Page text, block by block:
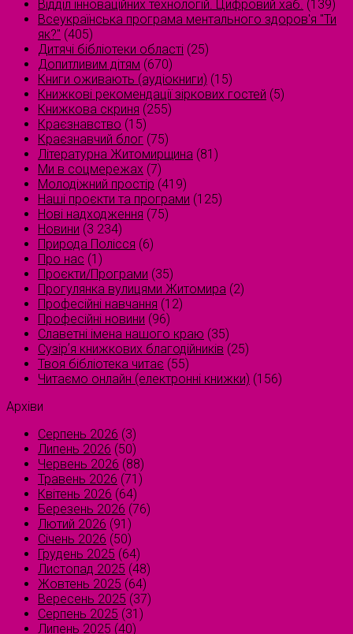
Відділ інноваційних технологій. Цифровий хаб. (139)
Всеукраїнська програма ментального здоров'я "Ти
як?" (405)
Дитячі бібліотеки області (25)
Допитливим дітям (670)
Книги оживають (аудіокниги) (15)
Книжкові рекомендації зіркових гостей (5)
Книжкова скриня (255)
Краєзнавство (15)
Краєзнавчий блог (75)
Літературна Житомирщина (81)
Ми в соцмережах (7)
Молодіжний простір (419)
Наші проєкти та програми (125)
Нові надходження (75)
Новини (3 234)
Природа Полісся (6)
Про нас (1)
Проєкти/Програми (35)
Прогулянка вулицями Житомира (2)
Професійні навчання (12)
Професійні новини (96)
Славетні імена нашого краю (35)
Сузірʼя книжкових благодійників (25)
Твоя бібліотека читає (55)
Читаємо онлайн (електронні книжки) (156)
Архіви
Серпень 2026 (3)
Липень 2026 (50)
Червень 2026 (88)
Травень 2026 (71)
Квітень 2026 (64)
Березень 2026 (76)
Лютий 2026 (91)
Січень 2026 (50)
Грудень 2025 (64)
Листопад 2025 (48)
Жовтень 2025 (64)
Вересень 2025 (37)
Серпень 2025 (31)
Липень 2025 (40)